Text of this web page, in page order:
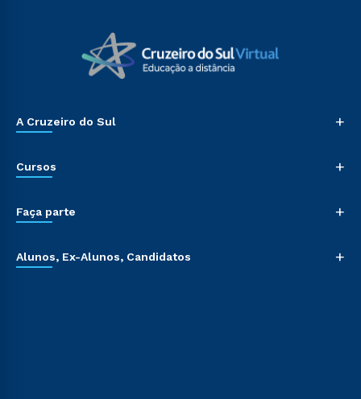
A Cruzeiro do Sul +
Cursos +
Faça parte +
Alunos, Ex-Alunos, Candidatos +